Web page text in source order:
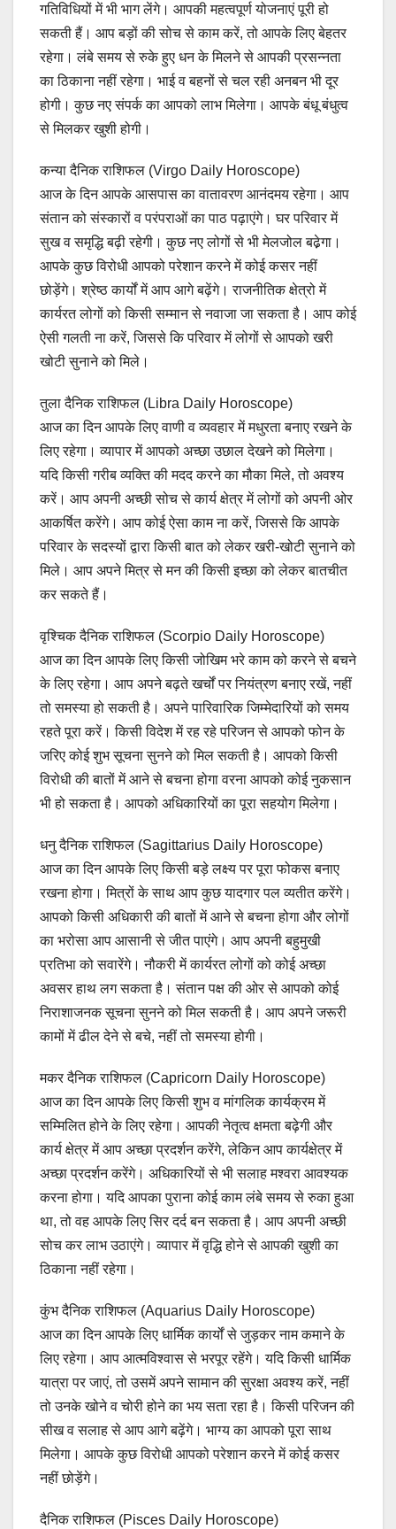
गतिविधियों में भी भाग लेंगे। आपकी महत्वपूर्ण योजनाएं पूरी हो
सकती हैं। आप बड़ों की सोच से काम करें, तो आपके लिए बेहतर
रहेगा। लंबे समय से रुके हुए धन के मिलने से आपकी प्रसन्नता
का ठिकाना नहीं रहेगा। भाई व बहनों से चल रही अनबन भी दूर
होगी। कुछ नए संपर्क का आपको लाभ मिलेगा। आपके बंधू बंधुत्व
से मिलकर खुशी होगी।
कन्या दैनिक राशिफल (Virgo Daily Horoscope)
आज के दिन आपके आसपास का वातावरण आनंदमय रहेगा। आप
संतान को संस्कारों व परंपराओं का पाठ पढ़ाएंगे। घर परिवार में
सुख व समृद्धि बढ़ी रहेगी। कुछ नए लोगों से भी मेलजोल बढे़गा।
आपके कुछ विरोधी आपको परेशान करने में कोई कसर नहीं
छोड़ेंगे। श्रेष्ठ कार्यों में आप आगे बढ़ेंगे। राजनीतिक क्षेत्रो में
कार्यरत लोगों को किसी सम्मान से नवाजा जा सकता है। आप कोई
ऐसी गलती ना करें, जिससे कि परिवार में लोगों से आपको खरी
खोटी सुनाने को मिले।
तुला दैनिक राशिफल (Libra Daily Horoscope)
आज का दिन आपके लिए वाणी व व्यवहार में मधुरता बनाए रखने के
लिए रहेगा। व्यापार में आपको अच्छा उछाल देखने को मिलेगा।
यदि किसी गरीब व्यक्ति की मदद करने का मौका मिले, तो अवश्य
करें। आप अपनी अच्छी सोच से कार्य क्षेत्र में लोगों को अपनी ओर
आकर्षित करेंगे। आप कोई ऐसा काम ना करें, जिससे कि आपके
परिवार के सदस्यों द्वारा किसी बात को लेकर खरी-खोटी सुनाने को
मिले। आप अपने मित्र से मन की किसी इच्छा को लेकर बातचीत
कर सकते हैं।
वृश्चिक दैनिक राशिफल (Scorpio Daily Horoscope)
आज का दिन आपके लिए किसी जोखिम भरे काम को करने से बचने
के लिए रहेगा। आप अपने बढ़ते खर्चों पर नियंत्रण बनाए रखें, नहीं
तो समस्या हो सकती है। अपने पारिवारिक जिम्मेदारियों को समय
रहते पूरा करें। किसी विदेश में रह रहे परिजन से आपको फोन के
जरिए कोई शुभ सूचना सुनने को मिल सकती है। आपको किसी
विरोधी की बातों में आने से बचना होगा वरना आपको कोई नुकसान
भी हो सकता है। आपको अधिकारियों का पूरा सहयोग मिलेगा।
धनु दैनिक राशिफल (Sagittarius Daily Horoscope)
आज का दिन आपके लिए किसी बड़े लक्ष्य पर पूरा फोकस बनाए
रखना होगा। मित्रों के साथ आप कुछ यादगार पल व्यतीत करेंगे।
आपको किसी अधिकारी की बातों में आने से बचना होगा और लोगों
का भरोसा आप आसानी से जीत पाएंगे। आप अपनी बहुमुखी
प्रतिभा को सवारेंगे। नौकरी में कार्यरत लोगों को कोई अच्छा
अवसर हाथ लग सकता है। संतान पक्ष की ओर से आपको कोई
निराशाजनक सूचना सुनने को मिल सकती है। आप अपने जरूरी
कामों में ढील देने से बचे, नहीं तो समस्या होगी।
मकर दैनिक राशिफल (Capricorn Daily Horoscope)
आज का दिन आपके लिए किसी शुभ व मांगलिक कार्यक्रम में
सम्मिलित होने के लिए रहेगा। आपकी नेतृत्व क्षमता बढ़ेगी और
कार्य क्षेत्र में आप अच्छा प्रदर्शन करेंगे, लेकिन आप कार्यक्षेत्र में
अच्छा प्रदर्शन करेंगे। अधिकारियों से भी सलाह मश्वरा आवश्यक
करना होगा। यदि आपका पुराना कोई काम लंबे समय से रुका हुआ
था, तो वह आपके लिए सिर दर्द बन सकता है। आप अपनी अच्छी
सोच कर लाभ उठाएंगे। व्यापार में वृद्धि होने से आपकी खुशी का
ठिकाना नहीं रहेगा।
कुंभ दैनिक राशिफल (Aquarius Daily Horoscope)
आज का दिन आपके लिए धार्मिक कार्यों से जुड़कर नाम कमाने के
लिए रहेगा। आप आत्मविश्वास से भरपूर रहेंगे। यदि किसी धार्मिक
यात्रा पर जाएं, तो उसमें अपने सामान की सुरक्षा अवश्य करें, नहीं
तो उनके खोने व चोरी होने का भय सता रहा है। किसी परिजन की
सीख व सलाह से आप आगे बढ़ेंगे। भाग्य का आपको पूरा साथ
मिलेगा। आपके कुछ विरोधी आपको परेशान करने में कोई कसर
नहीं छोड़ेंगे।
दैनिक राशिफल (Pisces Daily Horoscope)